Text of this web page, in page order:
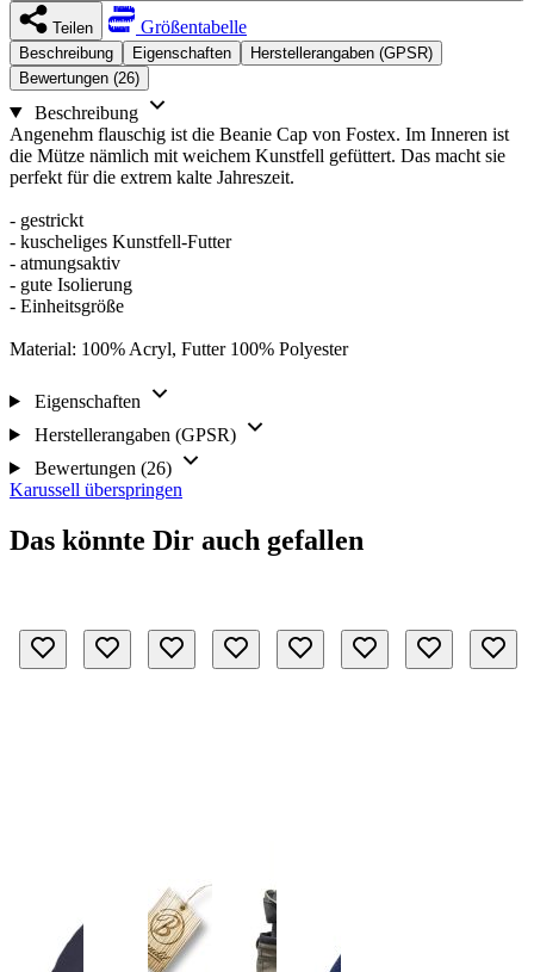
Teilen Größentabelle
Beschreibung Eigenschaften
Herstellerangaben (GPSR)
Bewertungen (26)
Beschreibung
Angenehm flauschig ist die Beanie Cap von Fostex. Im Inneren ist
die Mütze nämlich mit weichem Kunstfell gefüttert. Das macht sie
perfekt für die extrem kalte Jahreszeit.
- gestrickt
- kuscheliges Kunstfell-Futter
- atmungsaktiv
- gute Isolierung
- Einheitsgröße
Material: 100% Acryl, Futter 100% Polyester
Eigenschaften
Herstellerangaben (GPSR)
Bewertungen (26)
Karussell überspringen
Das könnte Dir auch gefallen